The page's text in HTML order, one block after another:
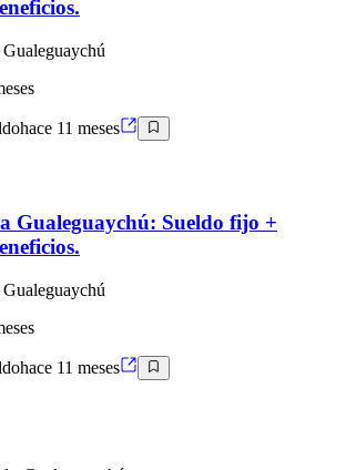
Gualeguaychú
hace 11 meses
Gualeguaychú: Sueldo fijo +
Gualeguaychú
hace 11 meses